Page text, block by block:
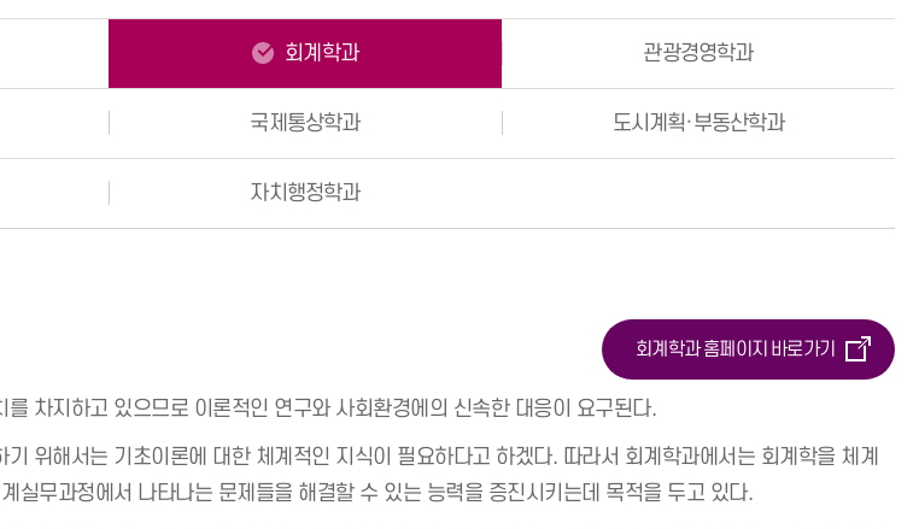
회계학과 관광경영학과
국제통상학과 도시계획·부동산학과
자치행정학과
회계학과 홈페이지 바로가기
차지하고 있으므로 이론적인 연구와 사회환경에의 신속한 대응이 요구된다.
위해서는 기초이론에 대한 체계적인 지식이 필요하다고 하겠다. 따라서 회계학과에서는 회계학을 체계
실무과정에서 나타나는 문제들을 해결할 수 있는 능력을 증진시키는데 목적을 두고 있다.